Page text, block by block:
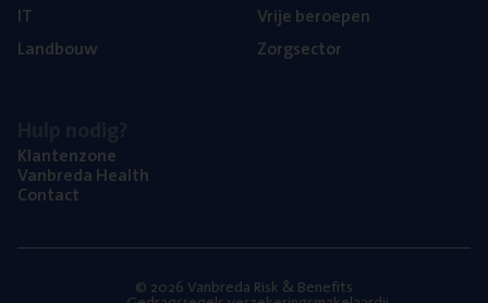
IT
Land­bouw
Vrije beroe­pen
Zorg­sec­tor
Klan­ten­zo­ne
Van­b­re­da Health
Con­tact
© 2026 Vanbreda Risk & Benefits